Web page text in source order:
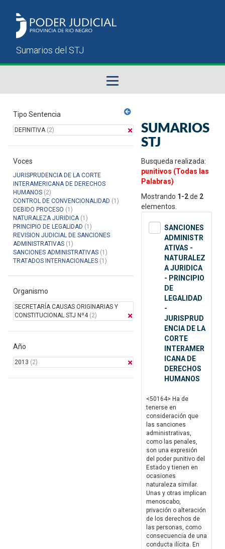
Sumarios del STJ
Manual del Usuario
Tipo Sentencia
DEFINITIVA(2)
Voces
JURISPRUDENCIA DE LA CORTE
INTERAMERICANA DE DERECHOS
HUMANOS (2)
CONTROL DE CONVENCIONALIDAD (1)
DEBIDO PROCESO (1)
NATURALEZA JURIDICA(1)
PRINCIPIO DE LEGALIDAD (1)
REVISION JUDICIAL DE SANCIONES
ADMINISTRATIVAS (1)
SANCIONES ADMINISTRATIVAS (1)
TRATADOS INTERNACIONALES (1)
Organismo
SECRETARÍA CAUSAS ORIGINARIAS Y
CONSTITUCIONAL STJ Nº4(2)
Año
2013 (2)
SUMARIOS
STJ
Busqueda realizada:
punitivos (Todas las
Palabras)
Mostrando 1-2de 2
elementos.
SANCIONES
ADMINISTR
ATIVAS -
NATURALEZ
A JURIDICA
- PRINCIPIO
DE
LEGALIDAD
-
JURISPRUD
ENCIA DE LA
CORTE
INTERAMER
ICANA DE
DERECHOS
HUMANOS
<50164> Ha de
tenerse en
consideración que
las sanciones
administrativas,
como las penales,
son una expresión
del poder punitivo del
Estado y tienen en
ocasiones
naturaleza similar.
Unas y otras implican
menoscabo,
privación o alteración
de los derechos de
las personas, como
consecuencia de una
conducta ilícita. En